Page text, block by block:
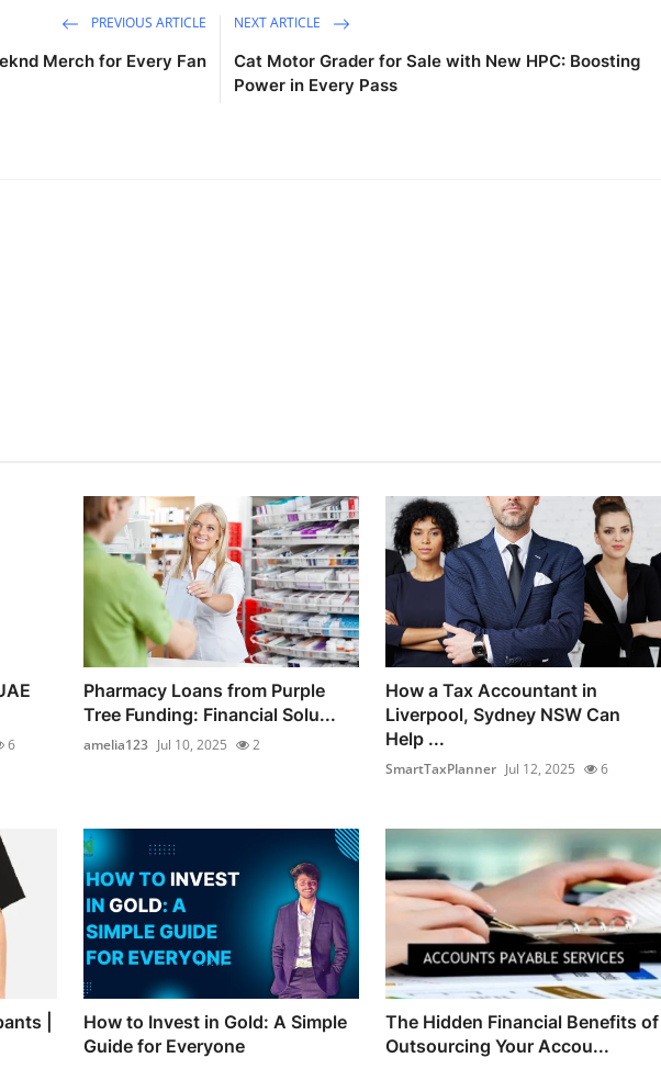
PREVIOUS ARTICLE
Merch for Every Fan
NEXT ARTICLE
Cat Motor Grader for Sale with New HPC: Boosting
Power in Every Pass
6
Pharmacy Loans from Purple
Tree Funding: Financial Solu...
amelia123 Jul 10, 2025 2
How a Tax Accountant in
Liverpool, Sydney NSW Can
Help ...
SmartTaxPlanner Jul 12, 2025 6
|
How to Invest in Gold: A Simple
Guide for Everyone
The Hidden Financial Benefits of
Outsourcing Your Accou...